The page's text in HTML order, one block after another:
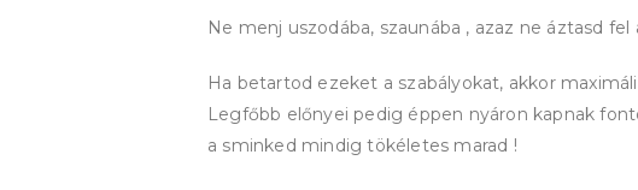
Ne menj uszodába, szaunába , azaz ne áztasd
Ha betartod ezeket a szabályokat, akkor
Legfőbb előnyei pedig éppen nyáron kapnak
a sminked mindig tökéletes marad !